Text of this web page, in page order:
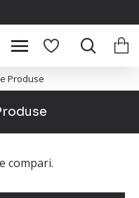
Produse
compari.